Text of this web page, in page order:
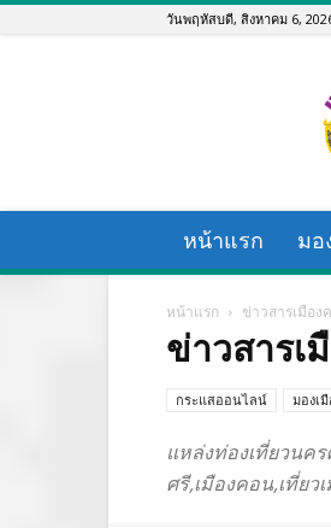
วันพฤหัสบดี, สิงหาคม 6,
หน้าแรก มอ
หน้าแรก ข่าวสารเมือง
ข่าวสารเ
กระแสออนไลน์ มองเ
แหล่งท่องเที่ยวนค
ศรี,เมืองคอน,เที่ย